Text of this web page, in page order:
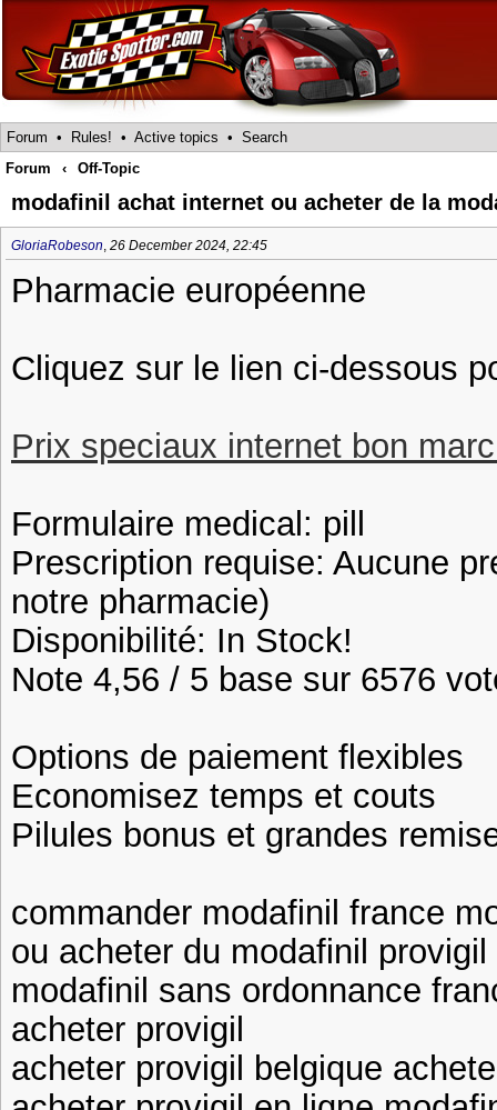
Forum • Rules! • Active topics • Search
Forum
‹ Off-Topic
modafinil achat internet ou acheter de la
GloriaRobeson, 26 December 2024, 22:45
Pharmacie européenne
Cliquez sur le lien ci-dessous
Prix speciaux internet bon
Formulaire medical: pill
Prescription requise: Aucune
notre pharmacie)
Disponibilité: In Stock!
Note 4,56 / 5 base sur 6576
Options de paiement flexibles
Economisez temps et couts
Pilules bonus et grandes
commander modafinil france
ou acheter du modafinil
modafinil sans ordonnance
acheter provigil
acheter provigil belgique